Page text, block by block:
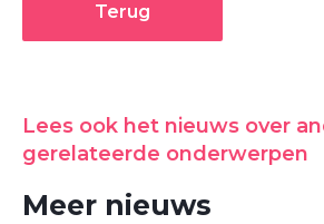
Terug
Lees ook het nieuws over
gerelateerde onderwerpen
Meer nieuws